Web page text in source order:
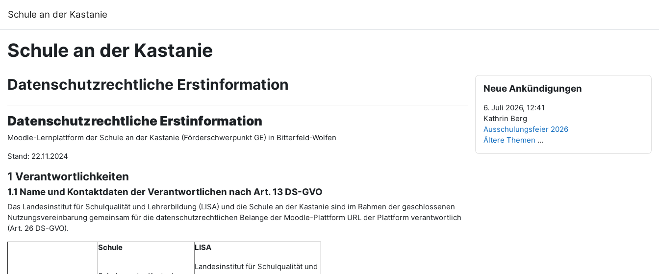
Schule an der Kastanie
Schule an der Kastanie
Datenschutzrechtliche Erstinformation
Datenschutzrechtliche Erstinformation
Moodle-Lernplattform der Schule an der Kastanie (Förderschwerpunkt GE) in Bitterfeld-Wolfen
Stand: 22.11.2024
1 Verantwortlichkeiten
1.1 Name und Kontaktdaten der Verantwortlichen nach Art. 13 DS-GVO
Das Landesinstitut für Schulqualität und Lehrerbildung (LISA) und die Schule an der Kastanie sind im Rahmen der geschlossenen
Nutzungsvereinbarung gemeinsam für die datenschutzrechtlichen Belange der Moodle-Plattform URL der Plattform verantwortlich
(Art. 26 DS-GVO).
Schule LISA
Landesinstitut für Schulqualität und
Blöcke
Neue Ankündigungen überspringen
Neue Ankündigungen
6. Juli 2026, 12:41
Kathrin Berg
Ausschulungsfeier 2026
Ältere Themen ...